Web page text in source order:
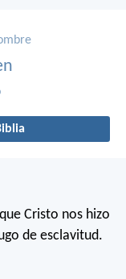
Cristo nos hizo
de esclavitud.